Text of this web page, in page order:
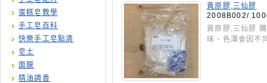
蛋糕皂教學
手工皂百科
快樂手工皂點滴
皂土
面膜
精油調香
黃原膠,三仙膠
2008B002/
黃原膠,三仙膠
味、色澤會因不